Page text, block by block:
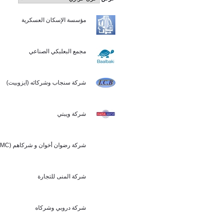
مؤسسة الإسكان العسكرية
مجمع البعلبكي الصناعي
شركة سنجاب وشركائه (ايزوبيت)
شركة ويبتي
شركة رضوان أخوان و شركاهم (BMC سوريا)
شركة المنى للتجارة
شركة دروبي وشركاه